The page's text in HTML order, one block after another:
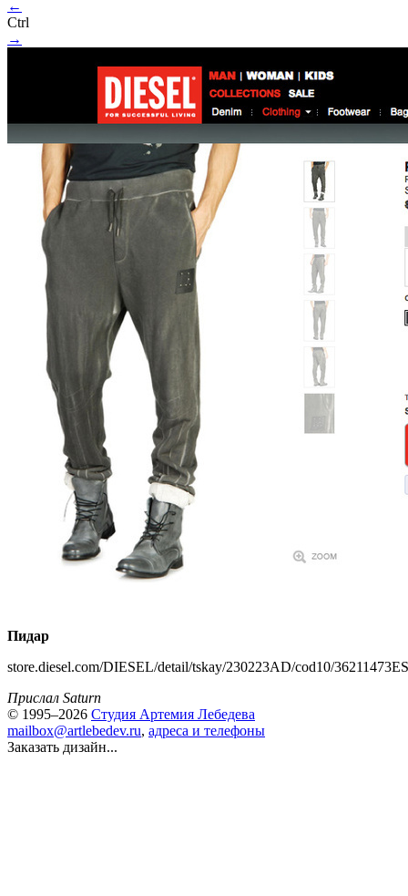
←
Ctrl
→
Пидар
store.diesel.com/DIESEL/detail/tskay/230223AD/cod10/
Прислал Saturn
© 1995–2026 Студия Артемия Лебедева
mailbox@artlebedev.ru, адреса и телефоны
Заказать дизайн...